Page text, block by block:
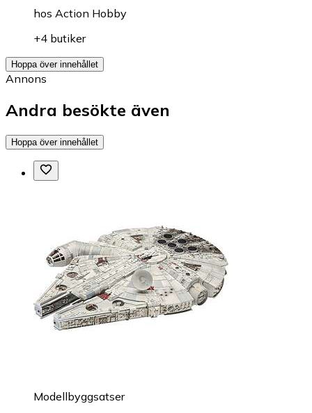
hos Action Hobby
+4 butiker
Hoppa över innehållet
Annons
Andra besökte även
Hoppa över innehållet
Modellbyggsatser